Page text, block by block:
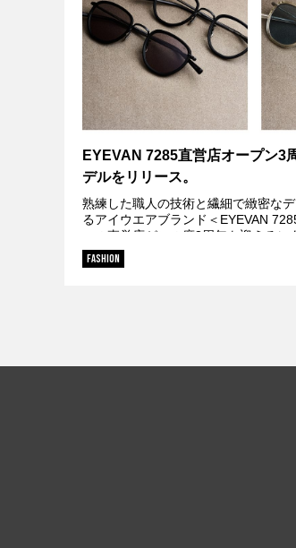
EYEVAN 7285直営店オープン3
デルをリリース。
熟練した職人の技術と繊細で緻密な
るアイウエアブランド＜EYEVAN
＞の直営店がこの度3周年を迎えるに
ョンにて発表されたサ...
FASHION